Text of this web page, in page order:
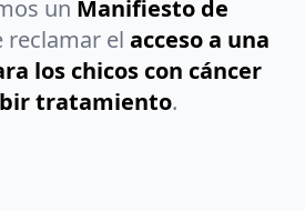
un Manifiesto de
reclamar el acceso a una
los chicos con cáncer
tratamiento.